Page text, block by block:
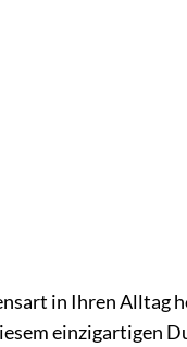
in Ihren Alltag
einzigartigen